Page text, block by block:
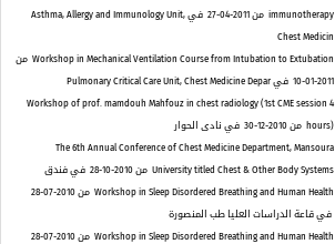
immunotherapy من 2011-04-27
في Asthma, Allergy and Immunology Unit,
Chest Medicin
Workshop in Mechanical Ventilation Course from Intubation to Extubation من
2011-01-10
في Pulmonary Critical Care Unit, Chest Medicine Depar
Workshop of prof. mamdouh Mahfouz in chest radiology (1st CME session 4
hours) من 2010-12-30
في نادى الحوار
The 6th Annual Conference of Chest Medicine Department, Mansoura
University titled Chest & Other Body Systems من 2010-10-28
في فندق
Workshop in Sleep Disordered Breathing and Human Health من 2010-07-28
في قاعة الدراسات العليا طب المنصورة
Workshop in Sleep Disordered Breathing and Human Health من 2010-07-28